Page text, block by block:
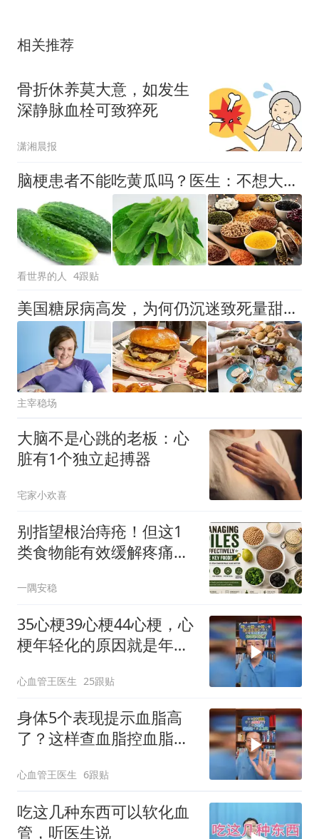
相关推荐
骨折休养莫大意，如发生
深静脉血栓可致猝死
潇湘晨报
脑梗患者不能吃黄瓜吗？医生：不想大脑罢工，牢记“4吃2不吃”
看世界的人 4跟贴
美国糖尿病高发，为何仍沉迷致死量甜食之谜
主宰稳场
大脑不是心跳的老板：心
脏有1个独立起搏器
宅家小欢喜
别指望根治痔疮！但这1
类食物能有效缓解疼痛和
一隅安稳
35心梗39心梗44心梗，心
梗年轻化的原因就是年轻
心血管王医生 25跟贴
身体5个表现提示血脂高
了？这样查血脂控血脂才
心血管王医生 6跟贴
吃这几种东西可以软化血
管，听医生说